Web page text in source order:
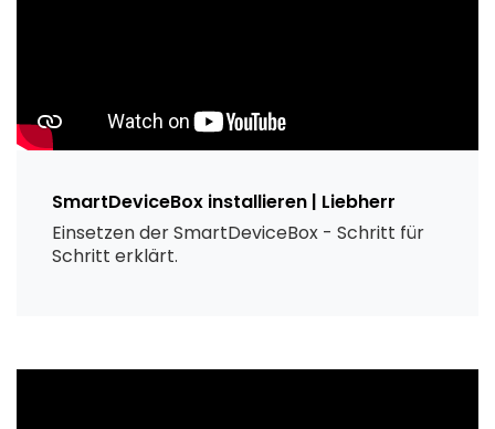
SmartDeviceBox installieren | Liebherr
Einsetzen der SmartDeviceBox - Schritt für
Schritt erklärt.